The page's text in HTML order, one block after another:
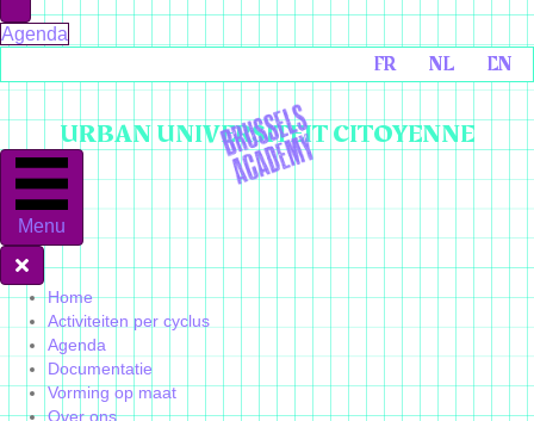
Agenda
FR NL EN
URBAN UNIVERSITEIT CITOYENNE
Menu
Home
Activiteiten per cyclus
Agenda
Documentatie
Vorming op maat
Over ons